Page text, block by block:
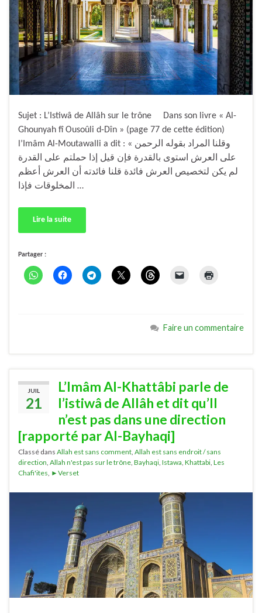
Sujet : L’Istiwâ de Allâh sur le trône Dans son livre « Al-
Ghounyah fî Ousoûli d-Dîn » (page 77 de cette édition)
l’Imâm Al-Moutawalli a dit : « وقلنا المراد بقوله الرحمن
على العرش استوى بالقدرة فإن قيل إذا حملتم على القدرة
لم يكن لتخصيص العرش فائدة قلنا فائدته أن العرش أعظم
المخلوقات فإذا …
Lire la suite
Partager :
Faire un commentaire
JUIL
21
L’Imâm Al-Khattâbi parle de
l’istiwâ de Allâh et dit qu’Il
n’est pas dans une direction
[rapporté par Al-Bayhaqi]
Classé dans Allah est sans comment, Allah est sans endroit / sans
direction, Allah n'est pas sur le trône, Bayhaqi, Istawa, Khattabi, Les
Chafi'ites, ►Verset